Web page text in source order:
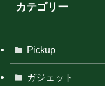
カテゴリー
Pickup
ガジェット